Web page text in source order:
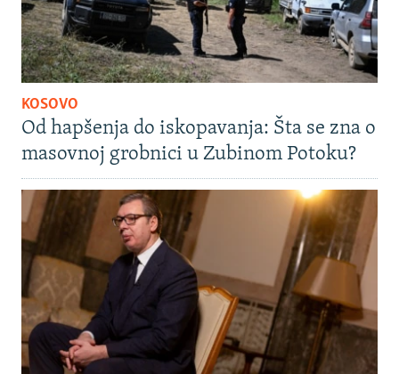
KOSOVO
Od hapšenja do iskopavanja: Šta se zna o
masovnoj grobnici u Zubinom Potoku?